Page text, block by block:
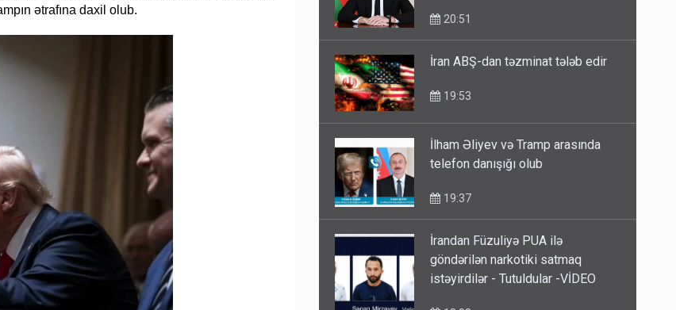
ətrafına daxil olub.
İlham Əliyev və Tramp arasında
İrandan Füzuliyə PUA ilə
göndərilən narkotiki satmaq